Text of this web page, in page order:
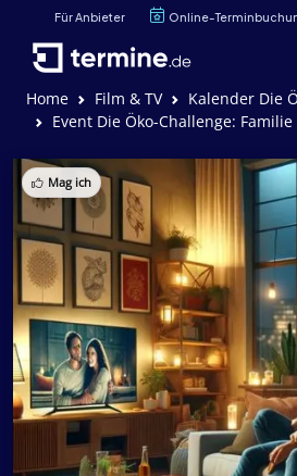
Für Anbieter Online-
Home Film & TV
Kalender Die
Event Die Öko-Challenge: Familie Höveling - Duell der Generationen
Mag ich